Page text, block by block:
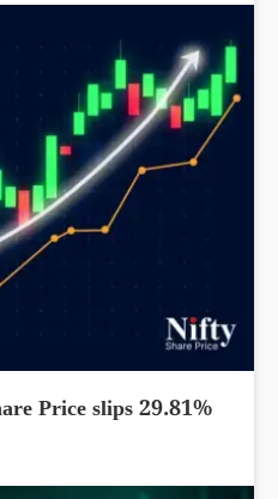
Price slips 29.81%